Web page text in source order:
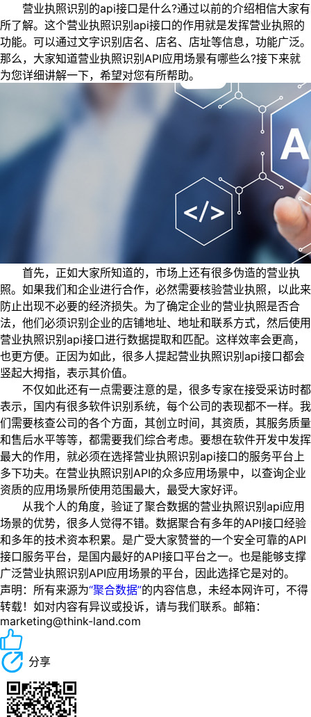
营业执照识别的api接口是什么?通过以前的介绍相信大家有
所了解。这个营业执照识别api接口的作用就是发挥营业执照的
功能。可以通过文字识别店名、店名、店址等信息，功能广泛。
那么，大家知道营业执照识别API应用场景有哪些么?接下来就
为您详细讲解一下，希望对您有所帮助。
首先，正如大家所知道的，市场上还有很多伪造的营业执
照。如果我们和企业进行合作，必然需要核验营业执照，以此来
防止出现不必要的经济损失。为了确定企业的营业执照是否合
法，他们必须识别企业的店铺地址、地址和联系方式，然后使用
营业执照识别api接口进行数据提取和匹配。这样效率会更高，
也更方便。正因为如此，很多人提起营业执照识别api接口都会
竖起大拇指，表示其价值。
不仅如此还有一点需要注意的是，很多专家在接受采访时都
表示，国内有很多软件识别系统，每个公司的表现都不一样。我
们需要核查公司的各个方面，其创立时间，其资质，其服务质量
和售后水平等等，都需要我们综合考虑。要想在软件开发中发挥
最大的作用，就必须在选择营业执照识别api接口的服务平台上
多下功夫。在营业执照识别API的众多应用场景中，以查询企业
资质的应用场景所使用范围最大，最受大家好评。
从我个人的角度，验证了聚合数据的营业执照识别api应用
场景的优势，很多人觉得不错。数据聚合有多年的API接口经验
和多年的技术资本积累。是广受大家赞誉的一个安全可靠的API
接口服务平台，是国内最好的API接口平台之一。也是能够支撑
广泛营业执照识别API应用场景的平台，因此选择它是对的。
声明：所有来源为“聚合数据”的内容信息，未经本网许可，不得
转载！如对内容有异议或投诉，请与我们联系。邮箱：
marketing@think-land.com
分享